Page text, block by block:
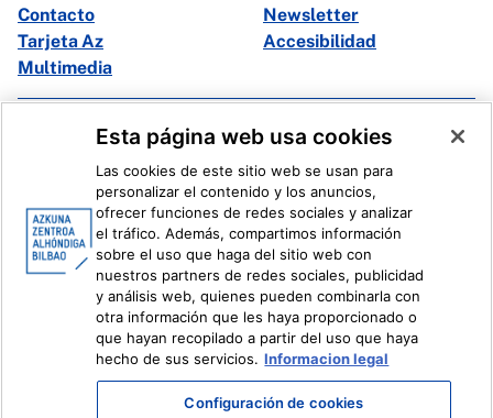
Contacto
Newsletter
Tarjeta Az
Accesibilidad
Multimedia
Facebook
X
Ivoox
Información legal Sistema Interno de Información
Esta página web usa cookies
Las cookies de este sitio web se usan para
personalizar el contenido y los anuncios,
ofrecer funciones de redes sociales y analizar
el tráfico. Además, compartimos información
sobre el uso que haga del sitio web con
nuestros partners de redes sociales, publicidad
y análisis web, quienes pueden combinarla con
otra información que les haya proporcionado o
que hayan recopilado a partir del uso que haya
hecho de sus servicios. Informacion legal
Configuración de cookies